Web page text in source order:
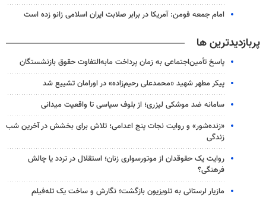
امام جمعه فومن: آمریکا در برابر صلابت ایران اسلامی زانو زده است
پربازدیدترین ها
پاسخ تأمین‌اجتماعی به زمان پرداخت مابه‌التفاوت حقوق بازنشستگان
پیکر مطهر شهید «محمدعلی رحیم‌زاده» در اورامان تشییع شد
سامانه ضد موشکی لیزری؛ از بلوف سیاسی تا واقعیت میدانی
«زنده‌شور» و روایت نجات پنج اعدامی؛ تلاش برای بخشش در آخرین شب
زندگی
روایت یک حقوقدان از موتورسواری زنان؛ استقلال در تردد یا چالش
فرهنگی؟
مازیار لرستانی به تلویزیون بازگشت؛ نگارش و ساخت یک تله‌فیلم